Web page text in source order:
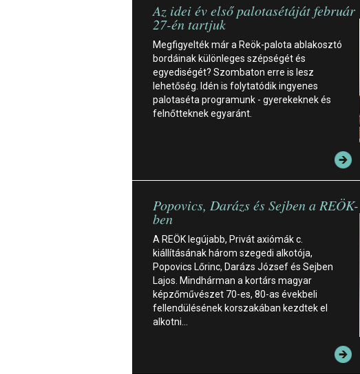
Az idei év első palotasétáját február
27-én tartjuk
Megfigyelték már a Reök-palota ablakosztó
bordáinak különleges szépségét és
egyediségét? Szombaton erre is lesz
lehetőség. Idén is folytatódik ingyenes
palotaséta programunk - gyerekeknek és
felnőtteknek egyaránt.
Popovics, Darázs és Sejben a REÖK-
ben
A REÖK legújabb, Privát axiómák c.
kiállításának három szegedi alkotója,
Popovics Lőrinc, Darázs József és Sejben
Lajos. Mindhárman a kortárs magyar
képzőművészet 70-es, 80-as évekbeli
fellendülésének korszakában kezdtek el
alkotni…